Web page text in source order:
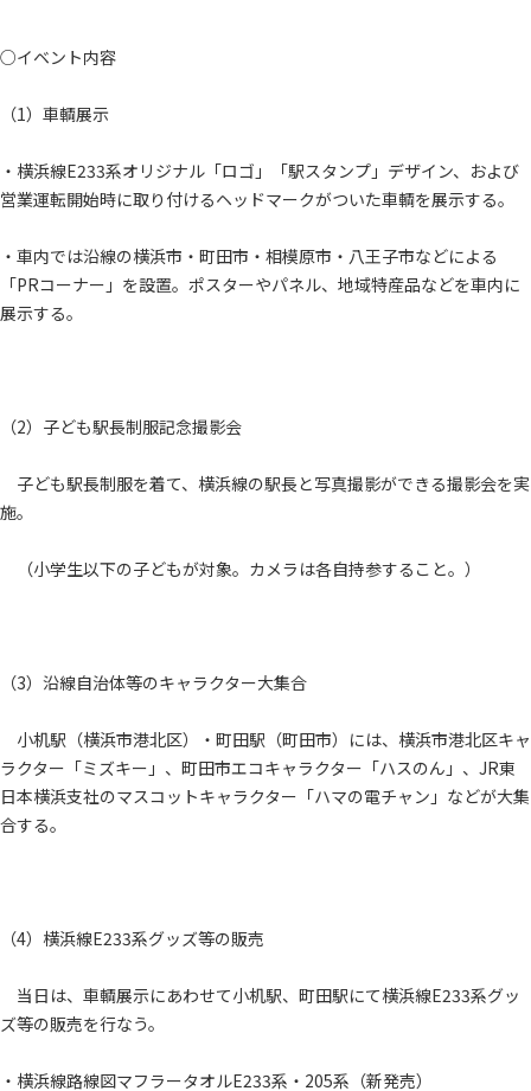
○イベント内容
（1）車輌展示
・横浜線E233系オリジナル「ロゴ」「駅スタンプ」デザイン、および
営業運転開始時に取り付けるヘッドマークがついた車輌を展示する。
・車内では沿線の横浜市・町田市・相模原市・八王子市などによる
「PRコーナー」を設置。ポスターやパネル、地域特産品などを車内に
展示する。
（2）子ども駅長制服記念撮影会
子ども駅長制服を着て、横浜線の駅長と写真撮影ができる撮影会を実
施。
（小学生以下の子どもが対象。カメラは各自持参すること。）
（3）沿線自治体等のキャラクター大集合
小机駅（横浜市港北区）・町田駅（町田市）には、横浜市港北区キャ
ラクター「ミズキー」、町田市エコキャラクター「ハスのん」、JR東
日本横浜支社のマスコットキャラクター「ハマの電チャン」などが大集
合する。
（4）横浜線E233系グッズ等の販売
当日は、車輌展示にあわせて小机駅、町田駅にて横浜線E233系グッ
ズ等の販売を行なう。
・横浜線路線図マフラータオルE233系・205系（新発売）